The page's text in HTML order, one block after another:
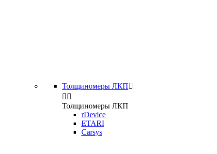
Толщиномеры ЛКП
 
Толщиномеры ЛКП
rDevice
ETARI
Carsys